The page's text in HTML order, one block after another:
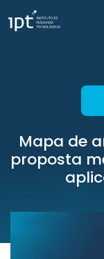
Mapa de
proposta